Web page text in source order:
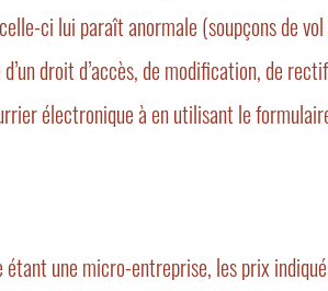
ci lui paraît anormale (soupçons de
droit d’accès, de modification, de
électronique à en utilisant le
une micro-entreprise, les prix